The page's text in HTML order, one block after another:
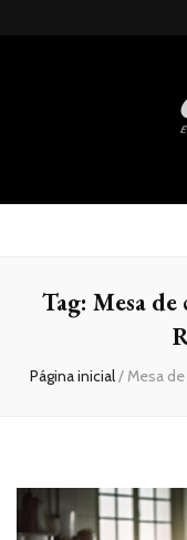
Tag: Mesa de
Página inicial/Mesa